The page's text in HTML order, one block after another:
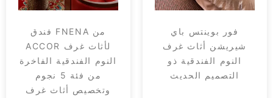
فندق FNENA من
ACCOR لأثاث غرف
النوم الفندقية الفاخرة
من فئة 5 نجوم
وتخصيص أثاث غرف
فور بوينتس باي
شيريشن أثاث غرف
النوم الفندقية ذو
التصميم الحديث